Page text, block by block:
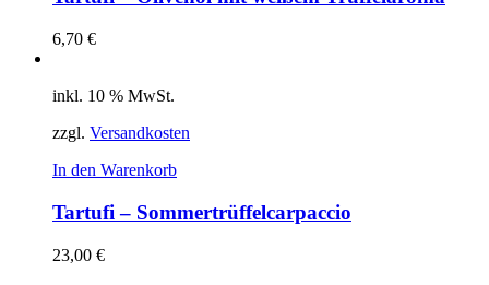
6,70 €
inkl. 10 % MwSt.
zzgl. Versandkosten
In den Warenkorb
Tartufi – Sommertrüffelcarpaccio
23,00 €